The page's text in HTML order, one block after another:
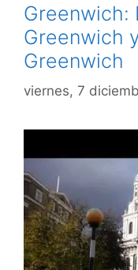
Greenwich:
Greenwich
Greenwich
viernes, 7